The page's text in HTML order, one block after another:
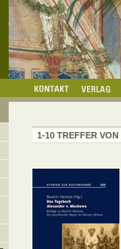
1-10 TREFFER VON